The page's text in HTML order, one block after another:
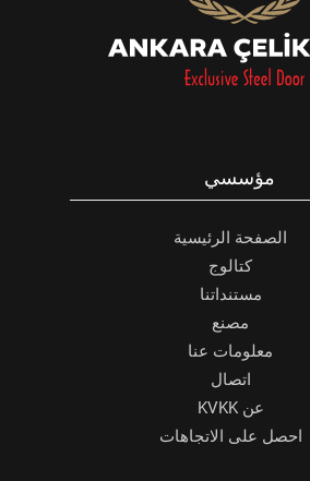
مؤسسي
الصفحة الرئيسية
كتالوج
مستنداتنا
مصنع
معلومات عنا
اتصال
عن KVKK
احصل على الاتجاهات